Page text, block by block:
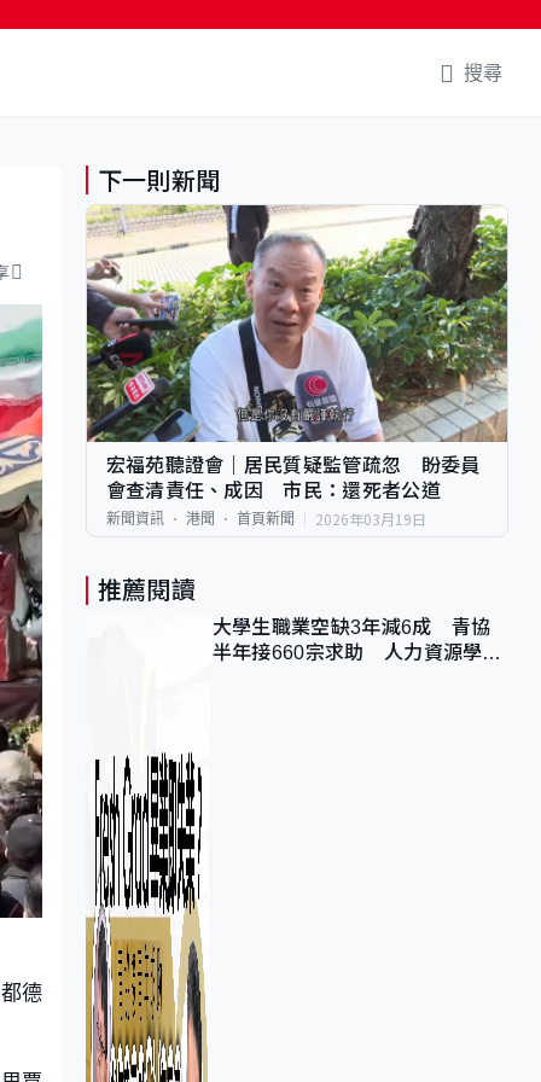
搜尋
德
下一則新聞
宏福苑聽證會｜居民質疑監管疏忽 盼委員
會查清責任、成因 市民：還死者公道
新聞資訊 港聞 首頁新聞 2026年03月19日
推薦閱讀
大學生職業空缺3年減6成 青協
半年接660宗求助 人力資源學